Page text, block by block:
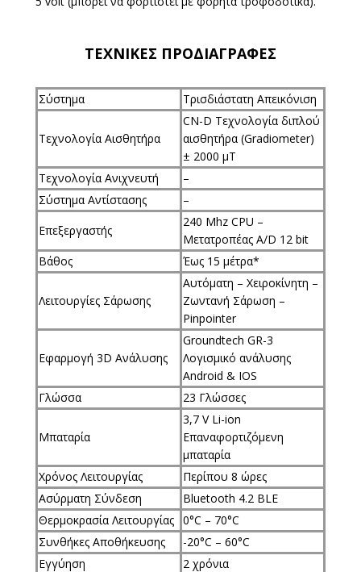
ΤΕΧΝΙΚΕΣ ΠΡΟΔΙΑΓΡΑΦΕΣ
Σύστημα Τρισδιάστατη Απεικόνιση
Τεχνολογία Αισθητήρα
CN-D Τεχνολογία διπλού
αισθητήρα (Gradiometer)
± 2000 µT
Τεχνολογία Ανιχνευτή
–
Σύστημα Αντίστασης
–
Επεξεργαστής
240 Mhz CPU –
Μετατροπέας A/D 12 bit
Βάθος
Έως 15 μέτρα*
Λειτουργίες Σάρωσης
Αυτόματη – Χειροκίνητη –
Ζωντανή Σάρωση –
Pinpointer
Εφαρμογή 3D Ανάλυσης
Groundtech GR-3
Λογισμικό ανάλυσης
Android & IOS
Γλώσσα
23 Γλώσσες
Μπαταρία
3,7 V Li-ion
Επαναφορτιζόμενη
μπαταρία
Χρόνος Λειτουργίας
Περίπου 8 ώρες
Ασύρματη Σύνδεση
Bluetooth 4.2 BLE
Θερμοκρασία Λειτουργίας 0°C – 70°C
Συνθήκες Αποθήκευσης
-20°C – 60°C
Εγγύηση
2 χρόνια